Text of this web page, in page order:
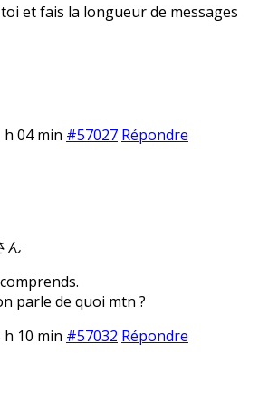
et fais la longueur de messages
h 04 min #57027 Répondre
ん
parle de quoi mtn ?
h 10 min #57032 Répondre